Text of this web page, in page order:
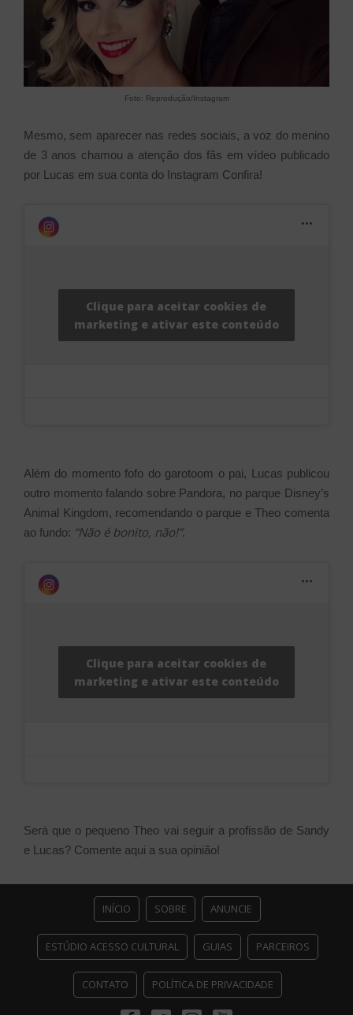
Foto: Reprodução/Instagram
Mesmo, sem aparecer nas redes sociais, a voz do menino
de 3 anos chamou a atenção dos fãs em vídeo publicado
por Lucas em sua conta do Instagram Confira!
Clique para aceitar cookies de
marketing e ativar este conteúdo
Além do momento fofo do garotoom o pai, Lucas publicou
outro momento falando sobre Pandora, no parque Disney’s
Animal Kingdom, recomendando o parque e Theo comenta
ao fundo: “Não é bonito, não!”.
Clique para aceitar cookies de
marketing e ativar este conteúdo
Será que o pequeno Theo vai seguir a profissão de Sandy
e Lucas? Comente aqui a sua opinião!
INÍCIO SOBRE ANUNCIE
ESTÚDIO ACESSO CULTURAL GUIAS PARCEIROS
CONTATO POLÍTICA DE PRIVACIDADE